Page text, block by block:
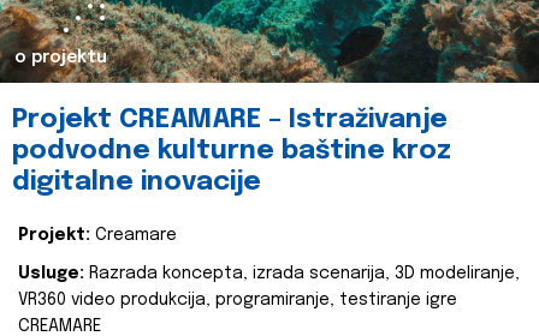
o projektu
Projekt CREAMARE – Istraživanje
podvodne kulturne baštine kroz
digitalne inovacije
Projekt: Creamare
Usluge: Razrada koncepta, izrada scenarija, 3D modeliranje,
VR360 video produkcija, programiranje, testiranje igre
CREAMARE